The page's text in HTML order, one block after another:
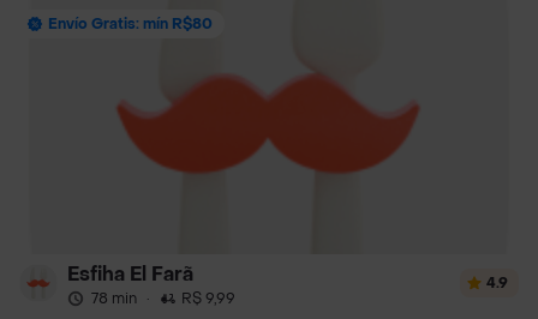
Envío Gratis: mín R$80
Esfiha El Farã
78 min · R$ 9,99
4.9